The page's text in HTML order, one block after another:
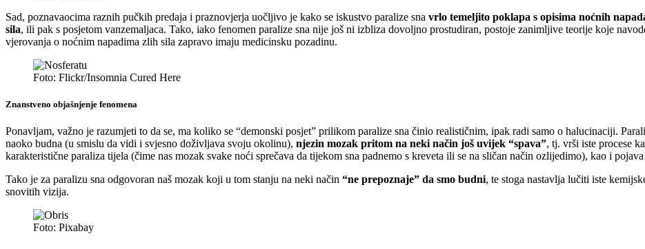
Sad, poznavaocima raznih pučkih predaja i praznovjerja uočljivo je kako se iskustvo paralize sna vrlo temeljito poklapa s opisima noćnih
sila, ili pak s posjetom vanzemaljaca. Tako, iako fenomen paralize sna nije još ni izbliza dovoljno prostudiran, postoje zanimljive teorije koje
vjerovanja o noćnim napadima zlih sila zapravo imaju medicinsku pozadinu.
Foto: Flickr/Insomnia Cured Here
Znanstveno objašnjenje fenomena
Ponavljam, važno je razumjeti to da se, ma koliko se “demonski posjet” prilikom paralize sna činio realističnim, ipak radi samo o halucinaciji.
naoko budna (u smislu da vidi i svjesno doživljava svoju okolinu), njezin mozak pritom na neki način još uvijek “spava”, tj. vrši iste procese
karakteristične paraliza tijela (čime nas mozak svake noći sprečava da tijekom sna padnemo s kreveta ili se na sličan način ozlijedimo), kao i
Tako je za paralizu sna odgovoran naš mozak koji u tom stanju na neki način “ne prepoznaje” da smo budni, te stoga nastavlja lučiti iste
snovitih vizija.
Foto: Pixabay